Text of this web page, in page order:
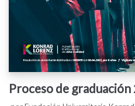
Proceso de graduación